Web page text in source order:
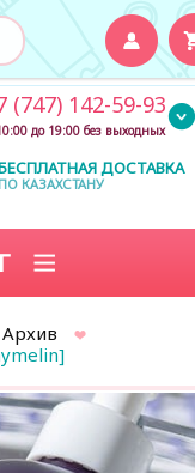
ДОСТАВКА
ПО КАЗАХСТАНУ
142-59-93
до 19:00 без выходных
Архив